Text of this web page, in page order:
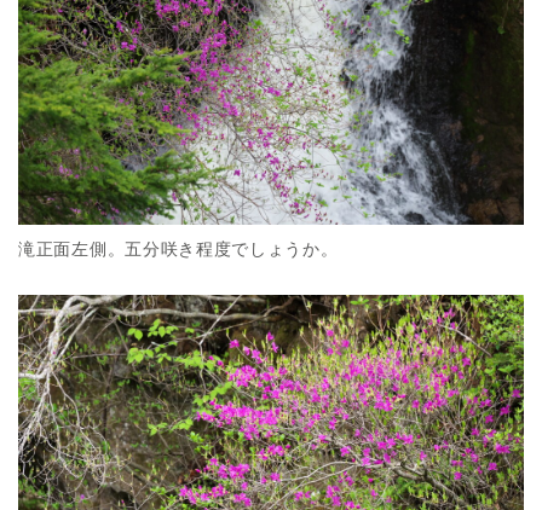
滝正面左側。五分咲き程度でしょうか。